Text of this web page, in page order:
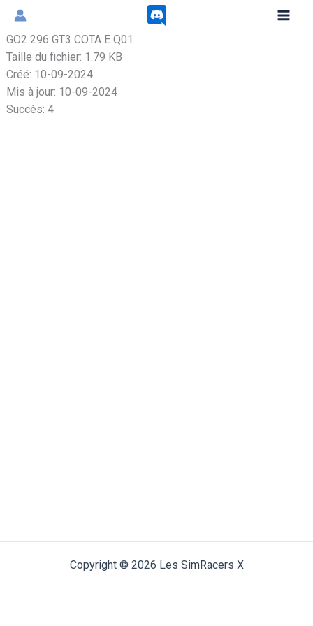
Aller
contenu
GO2 296 GT3 COTA E Q01
Taille du fichier: 1.79 KB
Créé: 10-09-2024
Mis à jour: 10-09-2024
Succès: 4
Copyright © 2026 Les SimRacers X